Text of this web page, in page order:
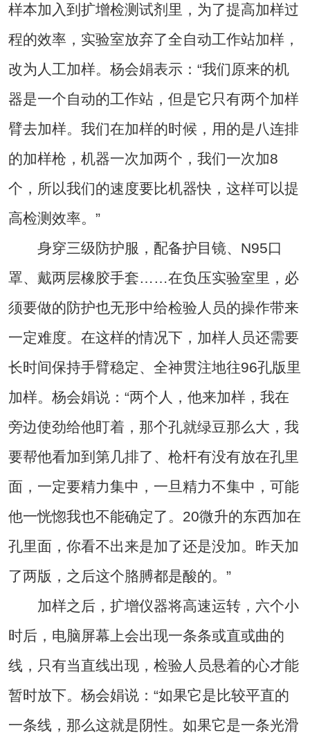
样本加入到扩增检测试剂里，为了提高加样过
程的效率，实验室放弃了全自动工作站加样，
改为人工加样。杨会娟表示：“我们原来的机
器是一个自动的工作站，但是它只有两个加样
臂去加样。我们在加样的时候，用的是八连排
的加样枪，机器一次加两个，我们一次加8
个，所以我们的速度要比机器快，这样可以提
高检测效率。”
身穿三级防护服，配备护目镜、N95口
罩、戴两层橡胶手套……在负压实验室里，必
须要做的防护也无形中给检验人员的操作带来
一定难度。在这样的情况下，加样人员还需要
长时间保持手臂稳定、全神贯注地往96孔版里
加样。杨会娟说：“两个人，他来加样，我在
旁边使劲给他盯着，那个孔就绿豆那么大，我
要帮他看加到第几排了、枪杆有没有放在孔里
面，一定要精力集中，一旦精力不集中，可能
他一恍惚我也不能确定了。20微升的东西加在
孔里面，你看不出来是加了还是没加。昨天加
了两版，之后这个胳膊都是酸的。”
加样之后，扩增仪器将高速运转，六个小
时后，电脑屏幕上会出现一条条或直或曲的
线，只有当直线出现，检验人员悬着的心才能
暂时放下。杨会娟说：“如果它是比较平直的
一条线，那么这就是阴性。如果它是一条光滑